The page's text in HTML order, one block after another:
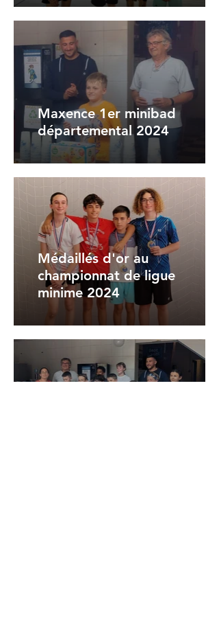
Maxence 1er minibad
départemental 2024
Médaillés d'or au
championnat de ligue
minime 2024